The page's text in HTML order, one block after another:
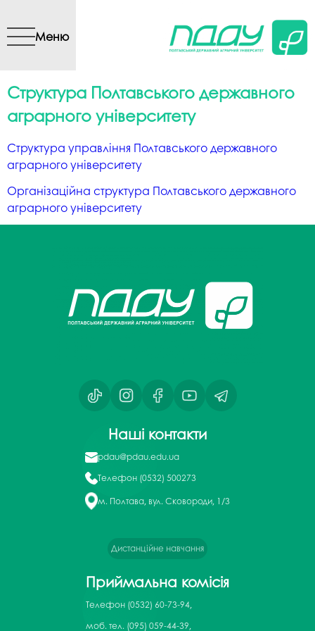
вмісту
Меню
Структура Полтавського державного
аграрного університету
Структура управління Полтавського державного
аграрного університету
Організаційна структура Полтавського державного
аграрного університету
Наші контакти
pdau@pdau.edu.ua
Телефон (0532) 500273
м. Полтава, вул. Сковороди, 1/3
Дистанційне навчання
Приймальна комісія
Телефон (0532) 60-73-94,
моб. тел. (095) 059-44-39,